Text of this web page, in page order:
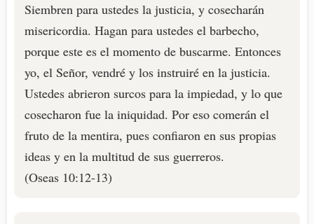
Siembren para ustedes la justicia, y cosecharán
misericordia. Hagan para ustedes el barbecho,
porque este es el momento de buscarme. Entonces
yo, el Señor, vendré y los instruiré en la justicia.
Ustedes abrieron surcos para la impiedad, y lo que
cosecharon fue la iniquidad. Por eso comerán el
fruto de la mentira, pues confiaron en sus propias
ideas y en la multitud de sus guerreros.
(Oseas 10:12-13)